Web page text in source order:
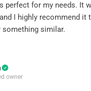
perfect for my needs. It
I highly recommend it
something similar.
owner